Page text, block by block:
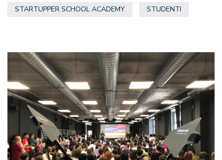
STARTUPPER SCHOOL ACADEMY
STUDENTI